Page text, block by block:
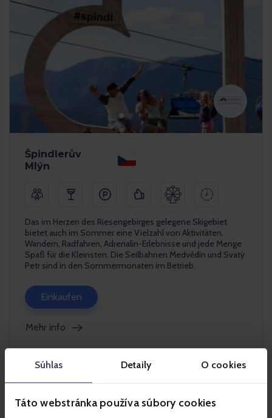
Súhlas Detaily O cookies
Táto webstránka používa súbory cookies
Špindlerův
Mlýn
Das im Herzen des Riesengebirges gelegene Skigebiet
bietet auch im Sommer eine Vielzahl von Aktivitäten.
Wandern, Radfahren, Adrenalin-Erlebnisse und jede Menge
Spaß für die Kleinsten. Die Seilbahnen Medvědín und Svatý
Petr sind in den Sommermonaten im Betrieb.
Einkaufen
Mehr info